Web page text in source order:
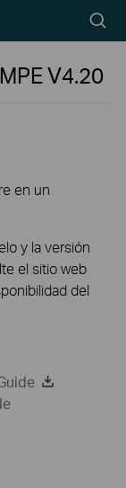
icon
V4.20
en un
y la versión
el sitio web
del